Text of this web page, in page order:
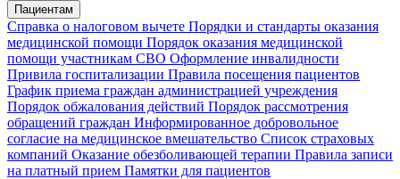
Пациентам
Справка о налоговом вычете Порядки и стандарты оказания
медицинской помощи Порядок оказания медицинской
помощи участникам СВО Оформление инвалидности
Привила госпитализации Правила посещения пациентов
График приема граждан администрацией учреждения
Порядок обжалования действий Порядок рассмотрения
обращений граждан Информированное добровольное
согласие на медицинское вмешательство Список страховых
компаний Оказание обезболивающей терапии Правила записи
на платный прием Памятки для пациентов